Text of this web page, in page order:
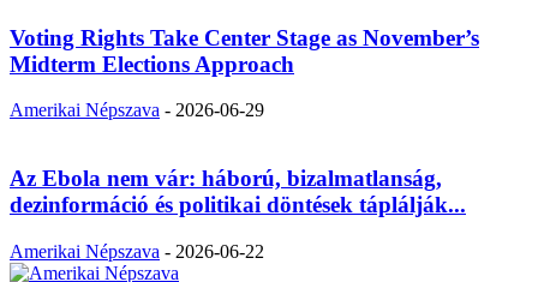
Voting Rights Take Center Stage as November’s
Midterm Elections Approach
Amerikai Népszava - 2026-06-29
Az Ebola nem vár: háború, bizalmatlanság,
dezinformáció és politikai döntések táplálják...
Amerikai Népszava - 2026-06-22